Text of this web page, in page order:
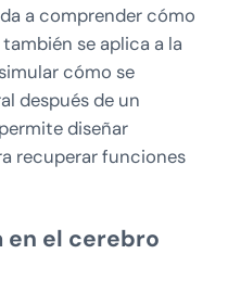
a comprender cómo
se aplica a la
cómo se
después de un
diseñar
recuperar funciones
en el cerebro